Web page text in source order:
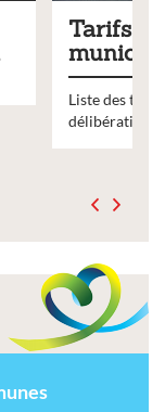
décembre 2025